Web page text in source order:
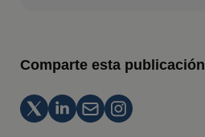
Comparte esta publicación